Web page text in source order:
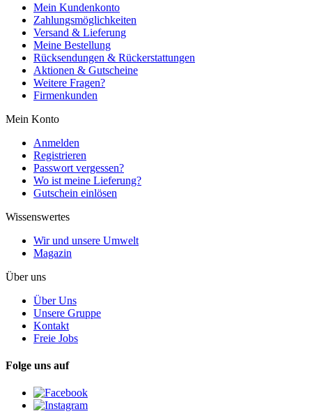
Mein Kundenkonto
Zahlungsmöglichkeiten
Versand & Lieferung
Meine Bestellung
Rücksendungen & Rückerstattungen
Aktionen & Gutscheine
Weitere Fragen?
Firmenkunden
Mein Konto
Anmelden
Registrieren
Passwort vergessen?
Wo ist meine Lieferung?
Gutschein einlösen
Wissenswertes
Wir und unsere Umwelt
Magazin
Über uns
Über Uns
Unsere Gruppe
Kontakt
Freie Jobs
Folge uns auf